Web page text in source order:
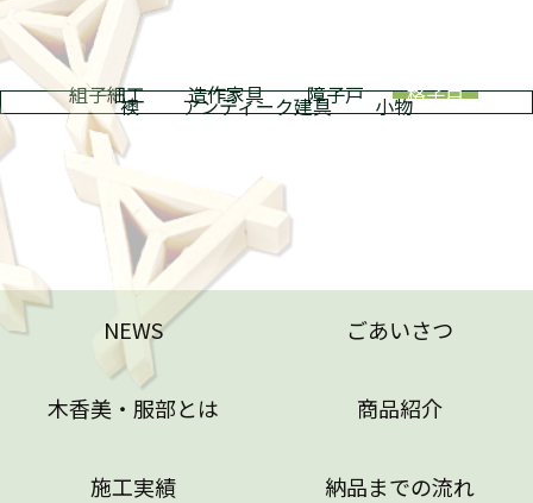
組子細工 造作家具 障子戸 格子戸
襖 アンティーク建具 小物
NEWS ごあいさつ
木香美・服部とは 商品紹介
施工実績 納品までの流れ